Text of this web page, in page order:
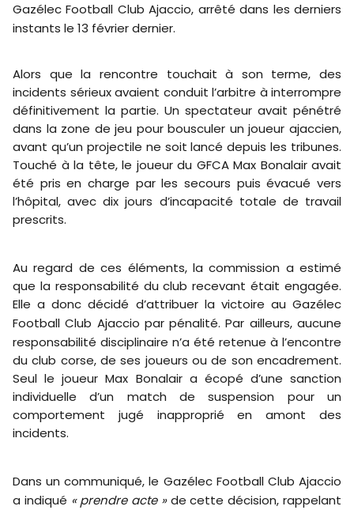
Gazélec Football Club Ajaccio, arrêté dans les derniers
instants le 13 février dernier.
Alors que la rencontre touchait à son terme, des
incidents sérieux avaient conduit l’arbitre à interrompre
définitivement la partie. Un spectateur avait pénétré
dans la zone de jeu pour bousculer un joueur ajaccien,
avant qu’un projectile ne soit lancé depuis les tribunes.
Touché à la tête, le joueur du GFCA Max Bonalair avait
été pris en charge par les secours puis évacué vers
l’hôpital, avec dix jours d’incapacité totale de travail
prescrits.
Au regard de ces éléments, la commission a estimé
que la responsabilité du club recevant était engagée.
Elle a donc décidé d’attribuer la victoire au Gazélec
Football Club Ajaccio par pénalité. Par ailleurs, aucune
responsabilité disciplinaire n’a été retenue à l’encontre
du club corse, de ses joueurs ou de son encadrement.
Seul le joueur Max Bonalair a écopé d’une sanction
individuelle d’un match de suspension pour un
comportement jugé inapproprié en amont des
incidents.
Dans un communiqué, le Gazélec Football Club Ajaccio
a indiqué « prendre acte »de cette décision, rappelant